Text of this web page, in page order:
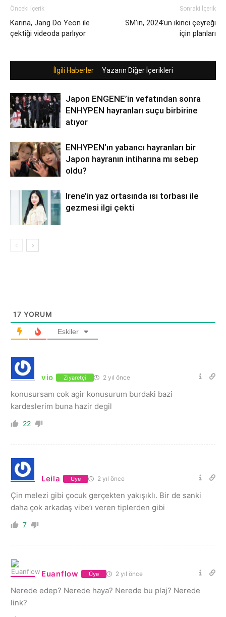
Önceki İçerik
Karina, Jang Do Yeon ile
çektiği videoda parlıyor
Sonraki İçerik
SM’in, 2024’ün ikinci çeyreği
için planları
İlgili Haberler Yazarın Diğer İçerikleri
Japon ENGENE’in vefatından sonra
ENHYPEN hayranları suçu birbirine
atıyor
ENHYPEN’ın yabancı hayranları bir
Japon hayranın intiharına mı sebep
oldu?
Irene’in yaz ortasında ısı torbası ile
gezmesi ilgi çekti
17 YORUM
Eskiler
vio Ziyaretçi 2 yıl önce
konusursam cok agir konusurum burdaki bazi
kardeslerim buna hazir degil
22
Leila Üye 2 yıl önce
Çin melezi gibi çocuk gerçekten yakışıklı. Bir de sanki
daha çok arkadaş vibe’ı veren tiplerden gibi
7
Euanflow Üye 2 yıl önce
Nerede edep? Nerede haya? Nerede bu plaj? Nerede
link?